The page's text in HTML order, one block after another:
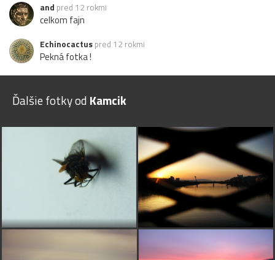
and pred 12 rokmi
celkom fajn
Echinocactus pred 12 rokmi
Pekná fotka !
Ďalšie fotky od Kamcik